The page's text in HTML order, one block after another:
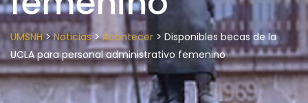
UMSNH>Noticias>Acontecer > Disponibles becas de la
UCLA para personal administrativo femenino